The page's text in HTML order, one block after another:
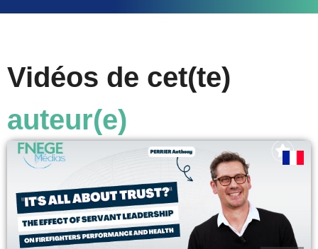
Vidéos de cet(te)
auteur(e)